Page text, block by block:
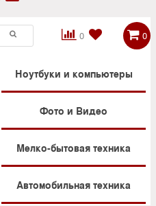
0

 0
Ноутбуки и компьютеры
Фото и Видео
Мелко-бытовая техника
Автомобильная техника